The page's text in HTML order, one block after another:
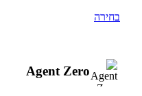
בחירה
Agent Zero